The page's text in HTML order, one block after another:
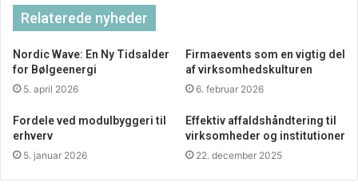
specifikke produkter og transportmetoder. Et bredt
sortiment af kantbeskyttere giver mulighed for at finde
den rette løsning til enhver situation. Uanset om det drejer
sig om små eller store pakker, kan virksomheder finde
kantbeskyttere, der passer præcist til deres krav.
Konklusion om kantbeskyttere
Kantbeskyttere spiller en uundgåelig rolle i beskyttelsen
Relaterede nyheder
Nordic Wave: En Ny Tidsalder
for Bølgeenergi
5. april 2026
Firmaevents som en vigtig del
af virksomhedskulturen
6. februar 2026
Fordele ved modulbyggeri til
erhverv
5. januar 2026
Effektiv affaldshåndtering til
virksomheder og institutioner
22. december 2025